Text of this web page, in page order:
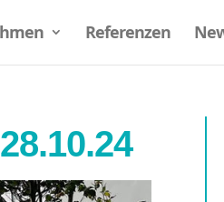
Referenzen